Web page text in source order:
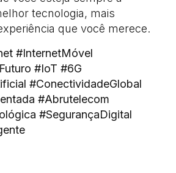
tecnologia, mais
que você merece.
#InternetMóvel
#IoT #6G
#ConectividadeGlobal
#Abrutelecom
#SegurançaDigital